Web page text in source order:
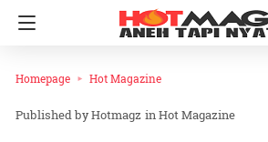
Homepage Hot Magazine
Hotmagz inHot Magazine